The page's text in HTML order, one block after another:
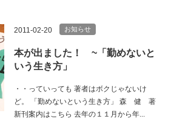
2011-02-20 お知らせ
本が出ました！ ~「勤めないと
いう生き方」
・・っていっても 著者はボクじゃないけ
ど。 「勤めないという生き方」 森 健 著
新刊案内はこちら 去年の１１月から年...